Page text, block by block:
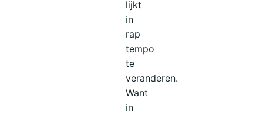
lijkt
in
rap
tempo
te
veranderen.
Want
in